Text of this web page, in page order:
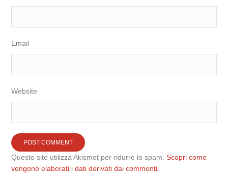
Email
Website
Questo sito utilizza Akismet per ridurre lo spam.Scopri come
vengono elaborati i dati derivati dai commenti